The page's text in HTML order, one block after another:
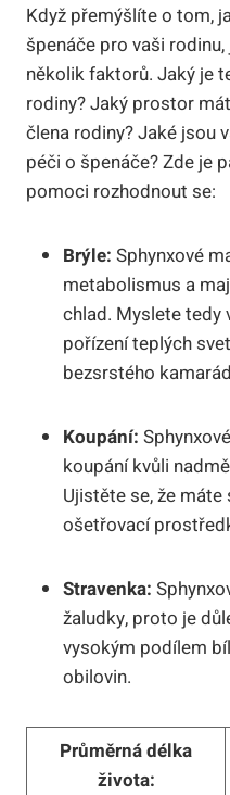
Když přemýšlíte o tom,
špenáče pro vaši
několik faktorů. Jaký je
rodiny? Jaký prostor
člena rodiny? Jaké jsou
péči o špenáče? Zde je
pomoci rozhodnout se:
Brýle: Sphynxové
metabolismus a
chlad. Myslete tedy
pořízení teplých
bezsrstého
Koupání:
koupání kvůli
Ujistěte se, že
ošetřovací
Stravenka:
žaludky, proto je
vysokým podílem
obilovin.
Průměrná délka
života: